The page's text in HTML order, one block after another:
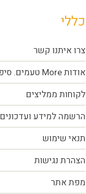
כללי
צרו איתנו קשר
אודות More טעמים. סיפורים. אנשים
לקוחות ממליצים
הרשמה למידע ועדכונים
תנאי שימוש
הצהרת נגישות
מפת אתר